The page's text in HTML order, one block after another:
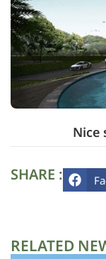
Nice
SHARE :
RELATED